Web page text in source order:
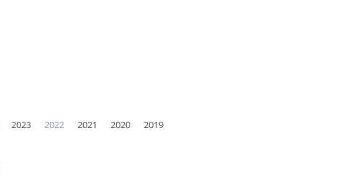
2023 2022 2021 2020 2019